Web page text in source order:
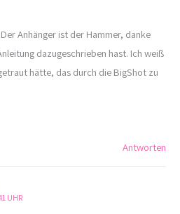
Anhänger ist der Hammer, danke
dazugeschrieben hast. Ich weiß
hätte, das durch die BigShot zu
Antworten
UHR